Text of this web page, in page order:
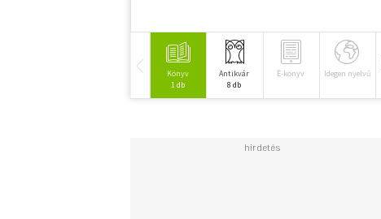
Könyv
1 db
Antikvár
8 db
E-könyv Idegen nyelvű